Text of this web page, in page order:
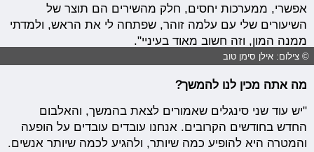
אפשרי, ממערכות יחסים, חלק מהשירים הם תוצר של
השיעורים שלי עם עלמה זוהר, שפתחה לי את הראש, ולמדתי
ממנה המון, וזה חשוב מאוד בעיניי".
© צילום: אילן סימן טוב
מה אתה מכין לנו להמשך?
"יש עוד שני סינגלים שאמורים לצאת בהמשך, והאלבום
החדש בחודשים הקרובים. אנחנו עובדים עובדים על הופעה
והמטרה היא להופיע כמה שיותר, ולהגיע לכמה שיותר אנשים.